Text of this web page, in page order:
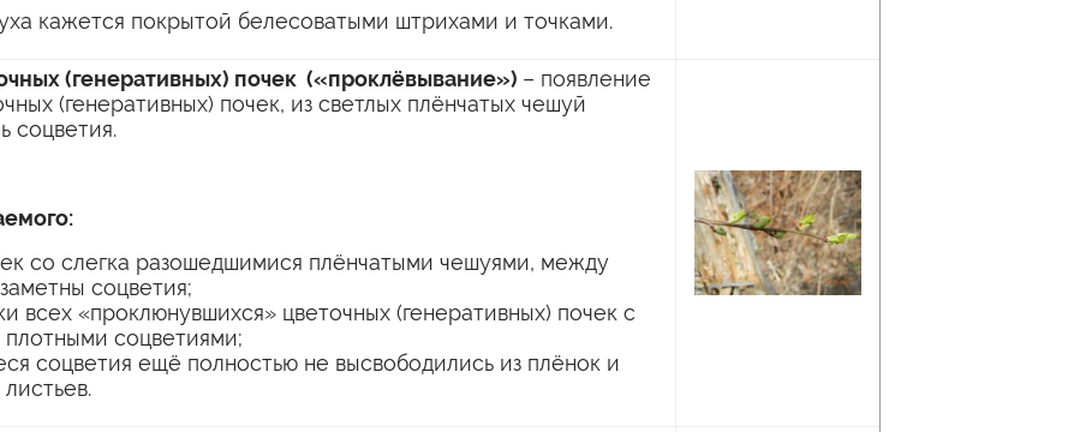
кажется покрытой белесоватыми штрихами и точками.
(генеративных) почек («проклёвывание») – появление
(генеративных) почек, из светлых плёнчатых чешуй
соцветия.
со слегка разошедшимися плёнчатыми чешуями, между
соцветия;
всех «проклюнувшихся» цветочных (генеративных) почек с
соцветиями;
соцветия ещё полностью не высвободились из плёнок и